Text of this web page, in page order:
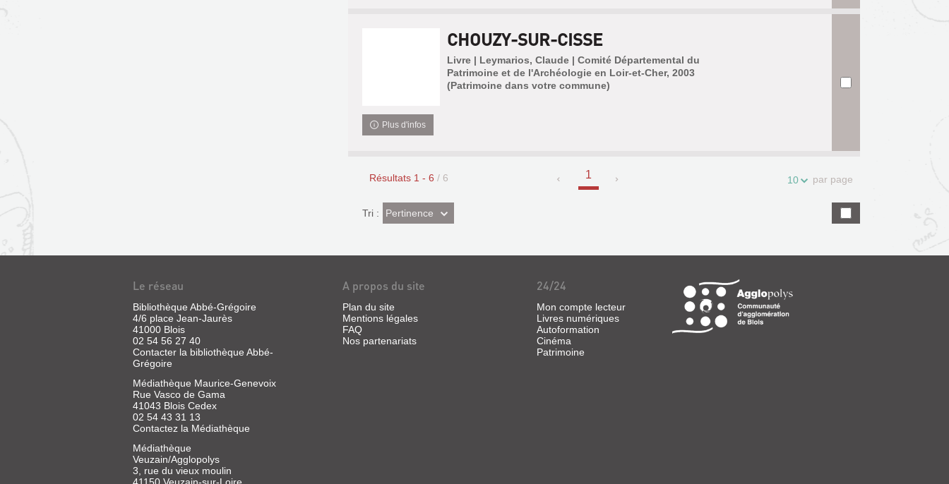
CHOUZY-SUR-CISSE
Livre | Leymarios, Claude | Comité Départemental du
Patrimoine et de l'Archéologie en Loir-et-Cher, 2003
(Patrimoine dans votre commune)
Plus d'infos
Résultats 1 - 6 / 6 1 10 par page
Tri :(Effet
imédiat)
Pertinence
Le réseau
Bibliothèque Abbé-Grégoire
4/6 place Jean-Jaurès
41000 Blois
02 54 56 27 40
Contacter la bibliothèque Abbé-
Grégoire
Médiathèque Maurice-Genevoix
Rue Vasco de Gama
41043 Blois Cedex
02 54 43 31 13
Contactez la Médiathèque
Médiathèque
Veuzain/Agglopolys
3, rue du vieux moulin
A propos du site
Plan du site
Mentions légales
FAQ
Nos partenariats
24/24
Mon compte lecteur
Livres numériques
Autoformation
Cinéma
Patrimoine